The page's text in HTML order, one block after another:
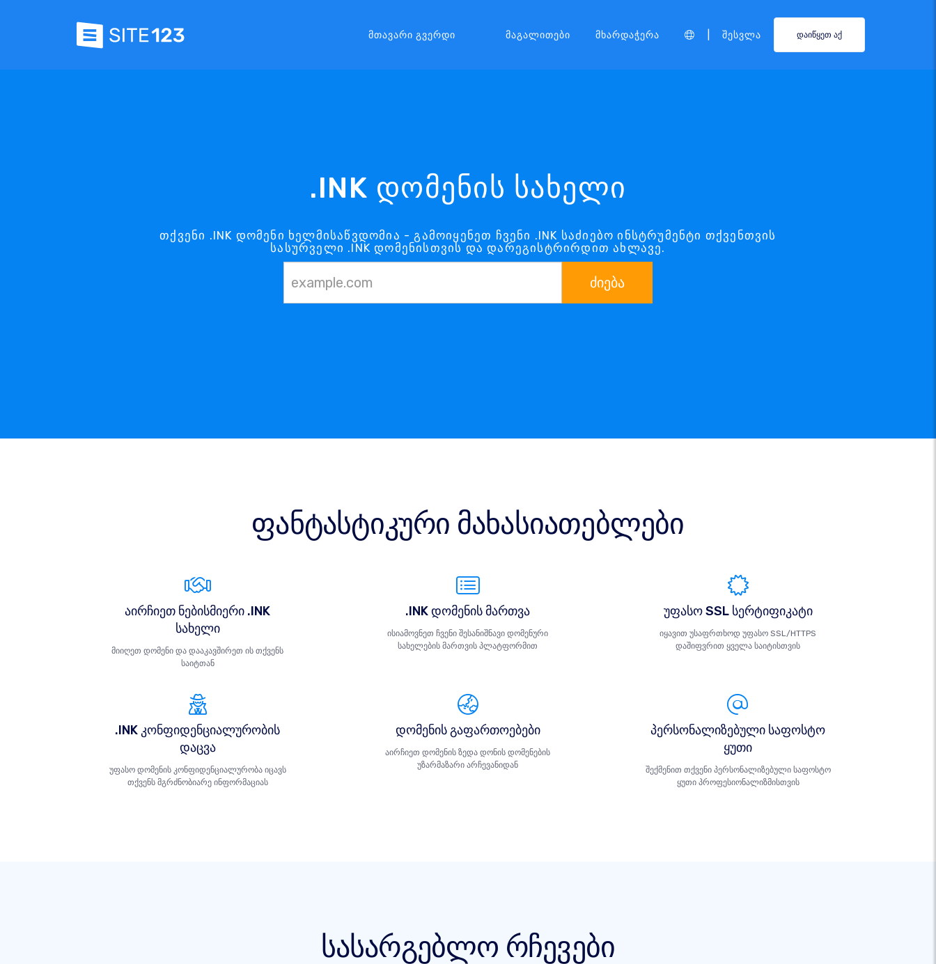
Მთავარი Გვერდი Მაგალითები Მხარდაჭერა Შესვლა დაიწყეთ აქ
.INK დომენის სახელი
თქვენი .INK დომენი ხელმისაწვდომია - გამოიყენეთ ჩვენი .INK საძიებო ინსტრუმენტი თქვენთვის
სასურველი .INK დომენისთვის და დარეგისტრირდით ახლავე.
ძიება
ფანტასტიკური მახასიათებლები
აირჩიეთ ნებისმიერი .INK
სახელი
მიიღეთ დომენი და დააკავშირეთ ის თქვენს
საიტთან
.INK დომენის მართვა
ისიამოვნეთ ჩვენი შესანიშნავი დომენური
სახელების მართვის პლატფორმით
უფასო SSL სერტიფიკატი
იყავით უსაფრთხოდ უფასო SSL/HTTPS
დაშიფვრით ყველა საიტისთვის
.INK კონფიდენციალურობის
დაცვა
უფასო დომენის კონფიდენციალურობა იცავს
თქვენს მგრძნობიარე ინფორმაციას
დომენის გაფართოებები
აირჩიეთ დომენის ზედა დონის დომენების
უზარმაზარი არჩევანიდან
პერსონალიზებული საფოსტო
ყუთი
შექმენით თქვენი პერსონალიზებული საფოსტო
ყუთი პროფესიონალიზმისთვის
სასარგებლო რჩევები